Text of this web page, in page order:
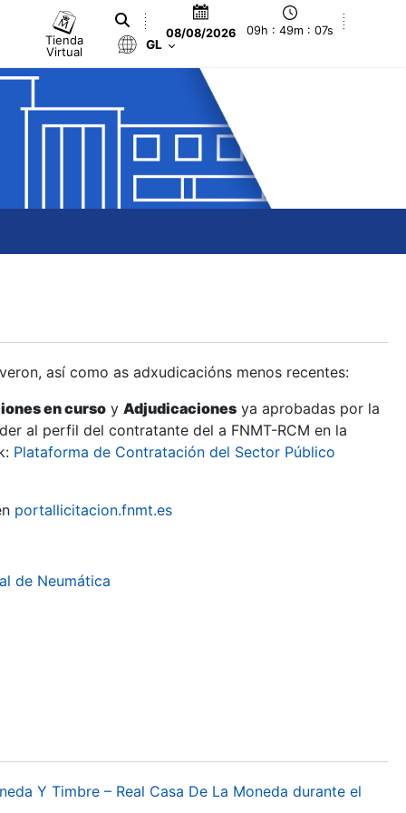
Tienda
Virtual
08/08/2026 09h : 49m : 07s
GL
así como as adxudicacións menos recentes:
en curso y Adjudicaciones ya aprobadas por la
al perfil del contratante del a FNMT-RCM en la
Plataforma de Contratación del Sector Público
portallicitacion.fnmt.es
de Neumática
Y Timbre – Real Casa De La Moneda durante el